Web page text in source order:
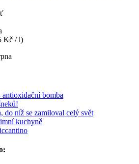
Kč / l)
bomba
do níž se zamiloval celý svět
kuchyně